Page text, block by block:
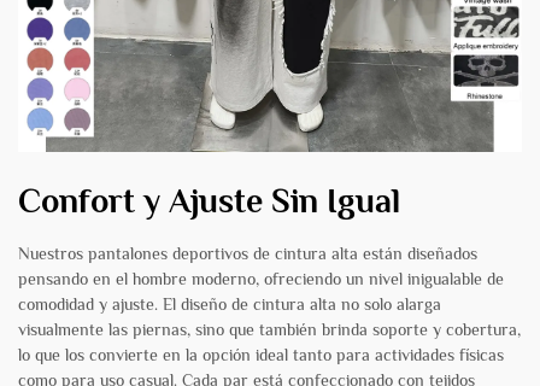
Confort y Ajuste Sin Igual
Nuestros pantalones deportivos de cintura alta están diseñados
pensando en el hombre moderno, ofreciendo un nivel inigualable de
comodidad y ajuste. El diseño de cintura alta no solo alarga
visualmente las piernas, sino que también brinda soporte y cobertura,
lo que los convierte en la opción ideal tanto para actividades físicas
como para uso casual. Cada par está confeccionado con tejidos